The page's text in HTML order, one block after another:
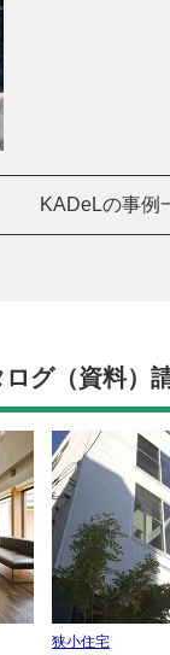
KADeLの事例
ログ（資料）
狭小住宅